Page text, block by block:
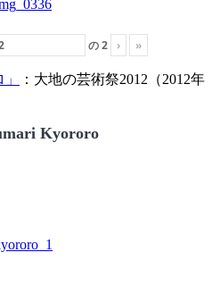
の2 › »
：大地の芸術祭2012（2012年
Kyororo